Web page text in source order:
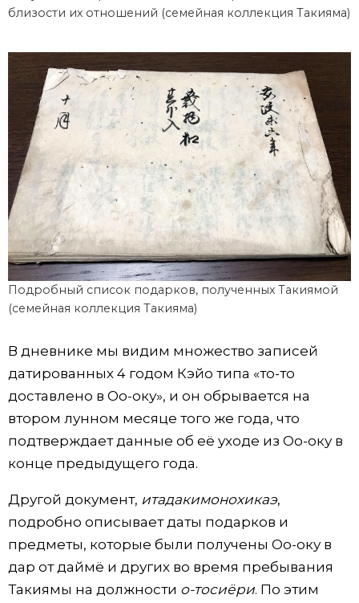
близости их отношений (семейная коллекция Такияма)
Подробный список подарков, полученных Такиямой
(семейная коллекция Такияма)
В дневнике мы видим множество записей
датированных 4 годом Кэйо типа «то-то
доставлено в Оо-оку», и он обрывается на
втором лунном месяце того же года, что
подтверждает данные об её уходе из Оо-оку в
конце предыдущего года.
Другой документ, итадакимонохикаэ,
подробно описывает даты подарков и
предметы, которые были получены Оо-оку в
дар от даймё и других во время пребывания
Такиямы на должности о-тосиёри. По этим